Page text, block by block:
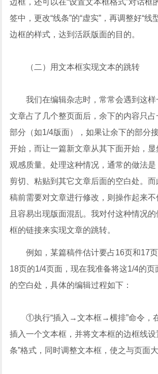
边框，还可以在“设置文本框格式”对话框
签中，更改“线条”的“虚实”，再调整好“线
边框的样式，达到活跃版面的目的。
（二）用文本框实现文本的跳转
我们在编辑杂志时，常常会遇到这样
文章占了几个整页面后，余下的内容只
部分（如1/4版面），如果让余下的部分
开始，而让一篇新文章从其下面开始，
观感质量。处理这种情况，通常的做法
剪切、粘贴到其它文章后面的空白处。
稿前需要对文章进行修改，则操作起来
且容易出现版面混乱。我对付这种情况
框的链接来实现文章的跳转。
例如，某篇稿件估计要占16页和17页
18页的1/4页面，现在我准备将这1/4的页
的空白处，具体的编辑过程如下：
①执行“插入→文本框→横排”命令，
插入一个文本框，并将文本框的边框线设
条”格式，同时调整文本框，使之与页面大